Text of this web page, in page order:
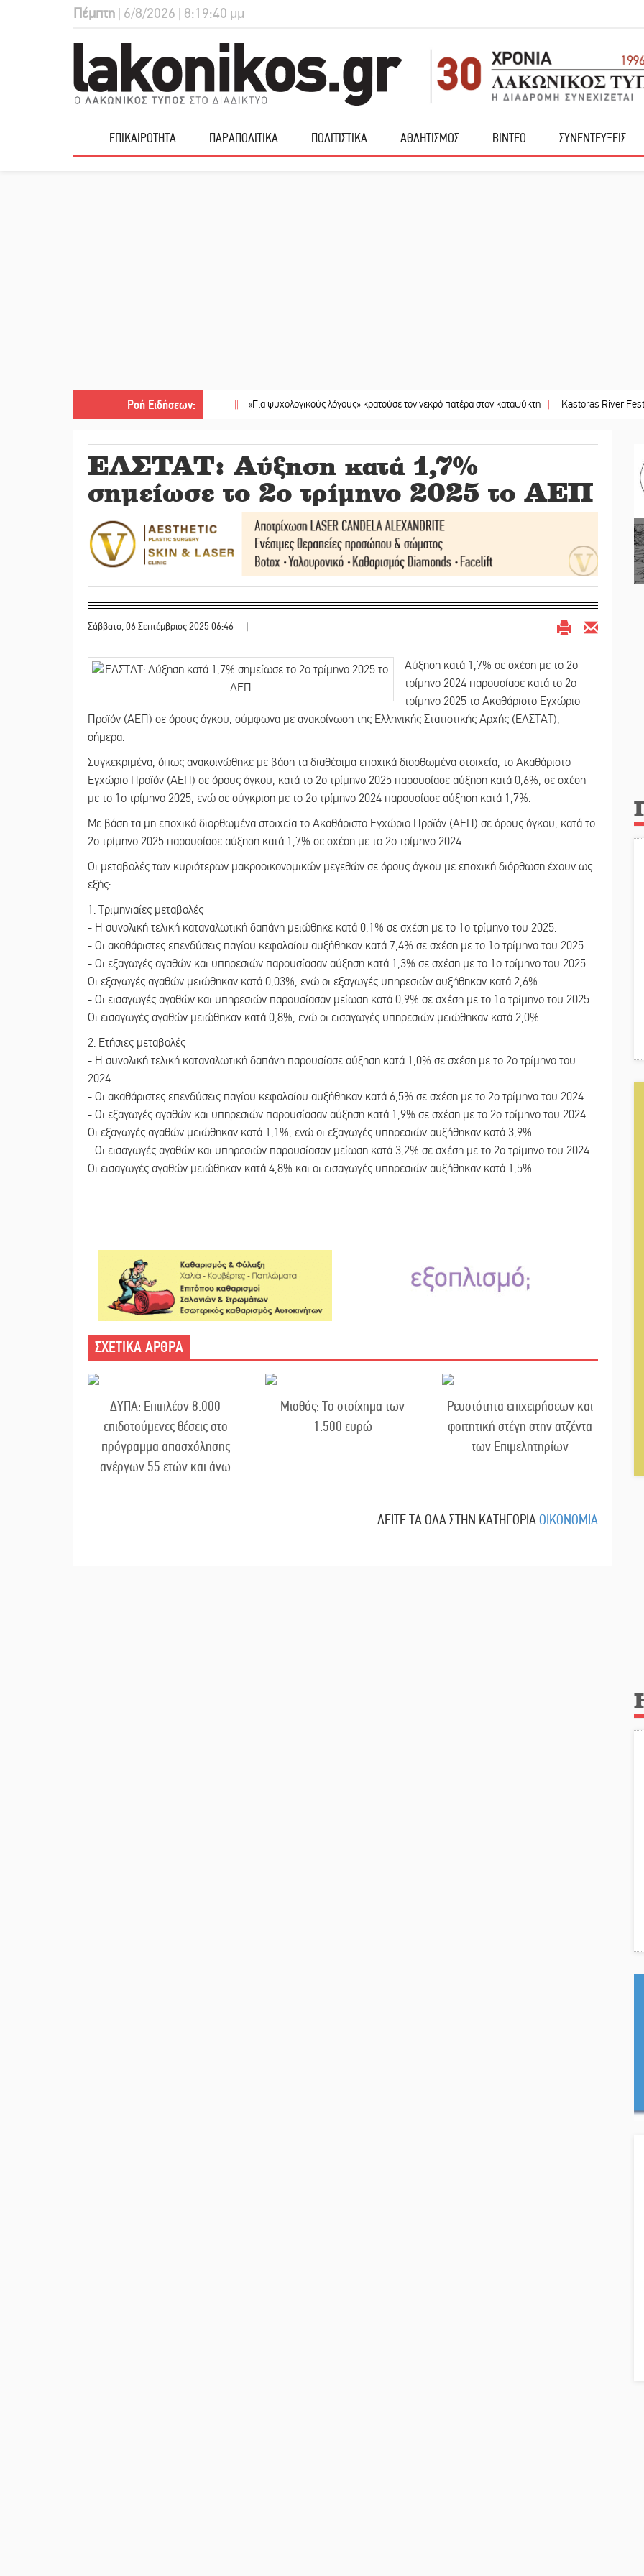
Πέμπτη | 6/8/2026 | 8:19:41 μμ
ΕΠΙΚΑΙΡΟΤΗΤΑ ΠΑΡΑΠΟΛΙΤΙΚΑ ΠΟΛΙΤΙΣΤΙΚΑ ΑΘΛΗΤΙΣΜΟΣ ΒΙΝΤΕΟ ΣΥΝΕΝΤΕΥΞΕΙΣ
Ροή Ειδήσεων:
|| «Για ψυχολογικούς λόγους» κρατούσε τον νεκρό πατέρα στον καταψύκτη || Kastoras River Festival 2026:
ΕΛΣΤΑΤ: Αύξηση κατά 1,7%
σημείωσε το 2ο τρίμηνο 2025 το ΑΕΠ
Σάββατο, 06 Σεπτέμβριος 2025 06:46 |
Αύξηση κατά 1,7% σε σχέση με το 2ο
τρίμηνο 2024 παρουσίασε κατά το 2ο
τρίμηνο 2025 το Ακαθάριστο Εγχώριο
Προϊόν (ΑΕΠ) σε όρους όγκου, σύμφωνα με ανακοίνωση της Ελληνικής Στατιστικής Αρχής (ΕΛΣΤΑΤ),
σήμερα.
Συγκεκριμένα, όπως ανακοινώθηκε με βάση τα διαθέσιμα εποχικά διορθωμένα στοιχεία, το Ακαθάριστο
Εγχώριο Προϊόν (ΑΕΠ) σε όρους όγκου, κατά το 2ο τρίμηνο 2025 παρουσίασε αύξηση κατά 0,6%, σε σχέση
με το 1ο τρίμηνο 2025, ενώ σε σύγκριση με το 2ο τρίμηνο 2024 παρουσίασε αύξηση κατά 1,7%.
Με βάση τα μη εποχικά διορθωμένα στοιχεία το Ακαθάριστο Εγχώριο Προϊόν (ΑΕΠ) σε όρους όγκου, κατά το
2ο τρίμηνο 2025 παρουσίασε αύξηση κατά 1,7% σε σχέση με το 2ο τρίμηνο 2024.
Οι μεταβολές των κυριότερων μακροοικονομικών μεγεθών σε όρους όγκου με εποχική διόρθωση έχουν ως
εξής:
1. Τριμηνιαίες μεταβολές
- Η συνολική τελική καταναλωτική δαπάνη μειώθηκε κατά 0,1% σε σχέση με το 1o τρίμηνο του 2025.
- Οι ακαθάριστες επενδύσεις παγίου κεφαλαίου αυξήθηκαν κατά 7,4% σε σχέση με το 1o τρίμηνο του 2025.
- Oι εξαγωγές αγαθών και υπηρεσιών παρουσίασαν αύξηση κατά 1,3% σε σχέση με το 1o τρίμηνο του 2025.
Οι εξαγωγές αγαθών μειώθηκαν κατά 0,03%, ενώ οι εξαγωγές υπηρεσιών αυξήθηκαν κατά 2,6%.
- Οι εισαγωγές αγαθών και υπηρεσιών παρουσίασαν μείωση κατά 0,9% σε σχέση με το 1ο τρίμηνο του 2025.
Οι εισαγωγές αγαθών μειώθηκαν κατά 0,8%, ενώ οι εισαγωγές υπηρεσιών μειώθηκαν κατά 2,0%.
2. Ετήσιες μεταβολές
- Η συνολική τελική καταναλωτική δαπάνη παρουσίασε αύξηση κατά 1,0% σε σχέση με το 2o τρίμηνο του
2024.
- Οι ακαθάριστες επενδύσεις παγίου κεφαλαίου αυξήθηκαν κατά 6,5% σε σχέση με το 2o τρίμηνο του 2024.
- Οι εξαγωγές αγαθών και υπηρεσιών παρουσίασαν αύξηση κατά 1,9% σε σχέση με το 2o τρίμηνο του 2024.
Οι εξαγωγές αγαθών μειώθηκαν κατά 1,1%, ενώ οι εξαγωγές υπηρεσιών αυξήθηκαν κατά 3,9%.
- Οι εισαγωγές αγαθών και υπηρεσιών παρουσίασαν μείωση κατά 3,2% σε σχέση με το 2o τρίμηνο του 2024.
Οι εισαγωγές αγαθών μειώθηκαν κατά 4,8% και οι εισαγωγές υπηρεσιών αυξήθηκαν κατά 1,5%.
ΣΧΕΤΙΚΑ ΑΡΘΡΑ
ΔΥΠΑ: Επιπλέον 8.000
επιδοτούμενες θέσεις στο
πρόγραμμα απασχόλησης
ανέργων 55 ετών και άνω
Μισθός: Το στοίχημα των
1.500 ευρώ
Ρευστότητα επιχειρήσεων και
φοιτητική στέγη στην ατζέντα
των Επιμελητηρίων
ΔΕΙΤΕ ΤΑ ΟΛΑ ΣΤΗΝ ΚΑΤΗΓΟΡΙΑΟΙΚΟΝΟΜΙΑ